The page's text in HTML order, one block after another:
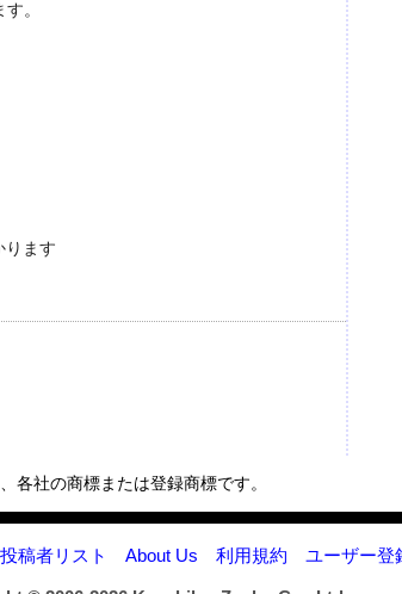
。
ります
各社の商標または登録商標です。
投稿者リスト About Us 利用規約 ユーザー登